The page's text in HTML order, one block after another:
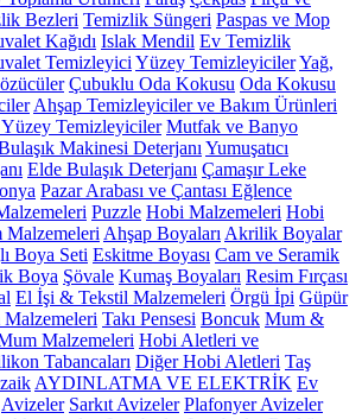
Bezleri Temizlik Süngeri Paspas ve Mop
Kağıdı Islak Mendil Ev Temizlik
Temizleyici Yüzey TemizleyicilerYağ,
Çubuklu Oda Kokusu Oda Kokusu
Ahşap Temizleyiciler ve Bakım Ürünleri
Temizleyiciler Mutfak ve Banyo
Makinesi Deterjanı Yumuşatıcı
Elde Bulaşık Deterjanı Çamaşır Leke
Pazar Arabası ve Çantası Eğlence
Puzzle Hobi Malzemeleri Hobi
Malzemeleri Ahşap Boyaları Akrilik Boyalar
Boya Seti Eskitme Boyası Cam ve Seramik
Boya Şövale Kumaş Boyaları Resim Fırçası
El İşi & Tekstil Malzemeleri Örgü İpi Güpür
Malzemeleri Takı Pensesi Boncuk Mum &
Malzemeleri Hobi Aletleri ve
Tabancaları Diğer Hobi Aletleri Taş
AYDINLATMA VE ELEKTRİK Ev
Avizeler Sarkıt Avizeler Plafonyer Avizeler